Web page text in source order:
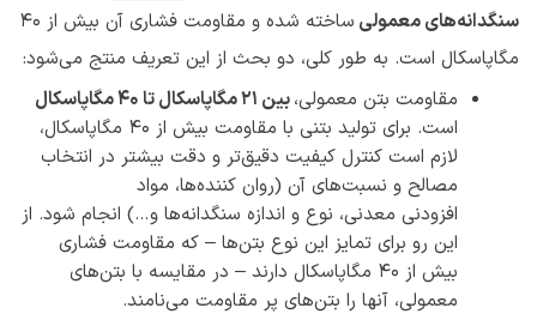
سنگدانه‌های معمولی
ساخته شده و مقاومت فشاری آن بیش از 40
مگاپاسکال است. به طور کلی، دو بحث از این تعریف منتج می‌شود:
مقاومت بتن معمولی،بین 21 مگاپاسکال تا۴۰مگاپاسکال
است. برای تولید بتنی با مقاومت بیش از 40 مگاپاسکال،
لازم است کنترل کیفیت دقیق‌تر و دقت بیشتر در انتخاب
مصالح و نسبت‌های آن (روان کننده‌ها، مواد
افزودنی معدنی، نوع و اندازه سنگدانه‌ها و…) انجام شود. از
این رو برای تمایز این نوع بتن‌ها – که مقاومت فشاری
بیش از ۴۰ مگاپاسکال دارند – در مقایسه با بتن‌های
معمولی، آنها را بتن‌های پر مقاومت می‌نامند.